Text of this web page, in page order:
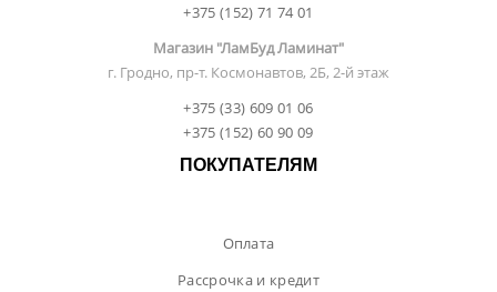
+375 (152) 71 74 01
Магазин "ЛамБуд Ламинат"
г. Гродно, пр-т. Космонавтов, 2Б, 2-й этаж
+375 (33) 609 01 06
+375 (152) 60 90 09
ПОКУПАТЕЛЯМ
Оплата
Рассрочка и кредит